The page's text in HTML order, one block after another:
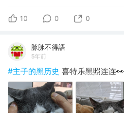
10 0 0
脉脉不得語
5年前
#主子的黑历史 喜特乐黑照连连👀